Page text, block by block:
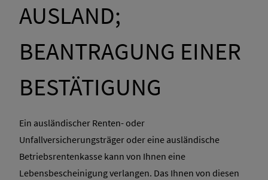
AUSLAND;
BEANTRAGUNG EINER
BESTÄTIGUNG
Ein ausländischer Renten- oder
Unfallversicherungsträger oder eine ausländische
Betriebsrentenkasse kann von Ihnen eine
Lebensbescheinigung verlangen. Das Ihnen von diesen